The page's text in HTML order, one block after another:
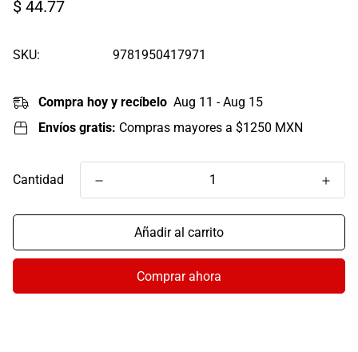
Precio
$ 44.77
SKU: 9781950417971
Compra hoy y recíbelo Aug 11 - Aug 15
Envíos gratis: Compras mayores a $1250 MXN
Cantidad
Añadir al carrito
Comprar ahora